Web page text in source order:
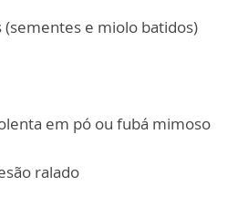
e miolo batidos)
em pó ou fubá mimoso
ralado